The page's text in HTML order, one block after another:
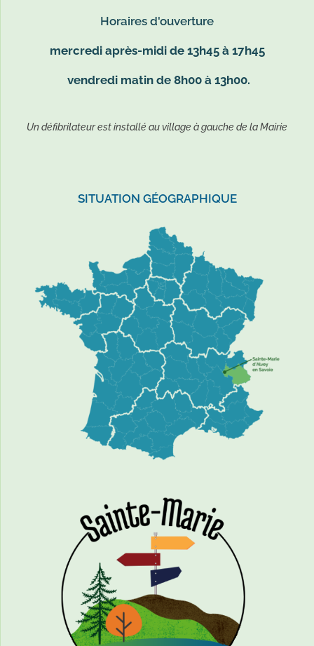
Horaires d'ouverture
mercredi après-midi de 13h45 à 17h45
vendredi matin de 8h00 à 13h00.
Un défibrilateur est installé au village à gauche de la Mairie
SITUATION GÉOGRAPHIQUE